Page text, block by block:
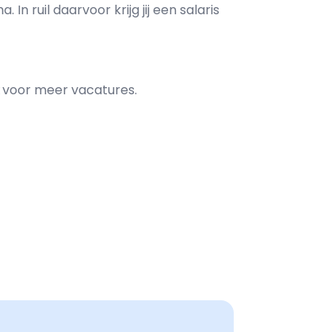
In ruil daarvoor krijg jij een salaris
voor meer vacatures.